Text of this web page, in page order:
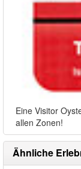
Eine Visitor
allen Zonen!
Ähnliche